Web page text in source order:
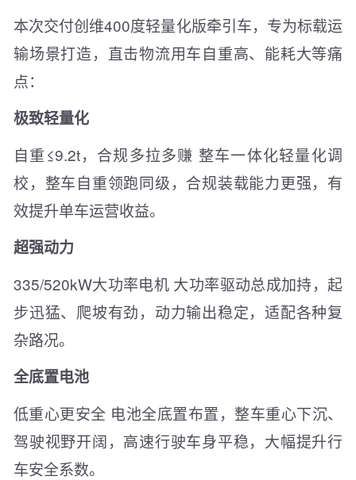
本次交付创维400度轻量化版牵引车，专为标载运
输场景打造，直击物流用车自重高、能耗大等痛
点：
极致轻量化
自重≤9.2t，合规多拉多赚 整车一体化轻量化调
校，整车自重领跑同级，合规装载能力更强，有
效提升单车运营收益。
超强动力
335/520kW大功率电机 大功率驱动总成加持，起
步迅猛、爬坡有劲，动力输出稳定，适配各种复
杂路况。
全底置电池
低重心更安全 电池全底置布置，整车重心下沉、
驾驶视野开阔，高速行驶车身平稳，大幅提升行
车安全系数。